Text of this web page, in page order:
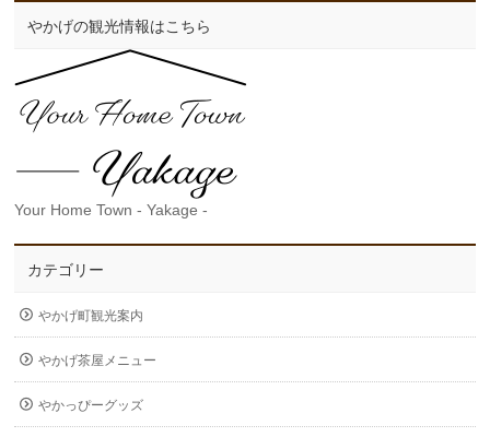
やかげの観光情報はこちら
Your Home Town - Yakage -
カテゴリー
やかげ町観光案内
やかげ茶屋メニュー
やかっぴーグッズ